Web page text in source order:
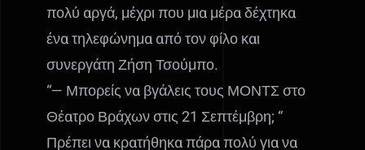
πολύ αργά, μέχρι που μια μέρα δέχτηκα
ένα τηλεφώνημα από τον φίλο και
συνεργάτη Ζήση Τσούμπο.
“— Μπορείς να βγάλεις τους ΜΟΝΤΣ στο
Θέατρο Βράχων στις 21 Σεπτέμβρη; “
Πρέπει να κρατήθηκα πάρα πολύ για να